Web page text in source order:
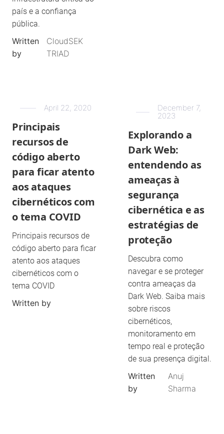
país e a confiança
pública.
Written
by
CloudSEK
TRIAD
April 22, 2020
Principais
recursos de
código aberto
para ficar atento
aos ataques
cibernéticos com
o tema COVID
Principais recursos de
código aberto para ficar
atento aos ataques
cibernéticos com o
tema COVID
Written by
December 7,
2023
Explorando a
Dark Web:
entendendo as
ameaças à
segurança
cibernética e as
estratégias de
proteção
Descubra como
navegar e se proteger
contra ameaças da
Dark Web. Saiba mais
sobre riscos
cibernéticos,
monitoramento em
tempo real e proteção
de sua presença digital.
Written
by
Anuj
Sharma